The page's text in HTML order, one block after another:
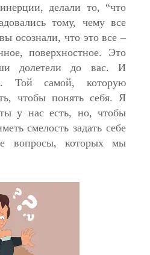
делали то, “что
тому, чему все
осознали, что это все –
поверхностное. Это
долетели до вас. И
Той самой, которую
чтобы понять себя. Я
у нас есть, но, чтобы
смелость задать себе
вопросы, которых мы